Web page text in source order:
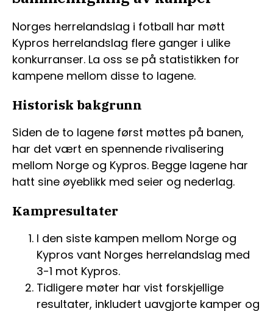
Norges herrelandslag i fotball har møtt
Kypros herrelandslag flere ganger i ulike
konkurranser. La oss se på statistikken for
kampene mellom disse to lagene.
Historisk bakgrunn
Siden de to lagene først møttes på banen,
har det vært en spennende rivalisering
mellom Norge og Kypros. Begge lagene har
hatt sine øyeblikk med seier og nederlag.
Kampresultater
I den siste kampen mellom Norge og
Kypros vant Norges herrelandslag med
3-1 mot Kypros.
Tidligere møter har vist forskjellige
resultater, inkludert uavgjorte kamper og